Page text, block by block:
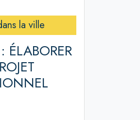
la ville
ÉLABORER